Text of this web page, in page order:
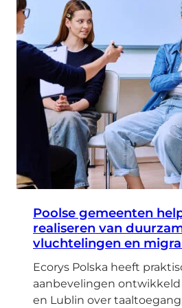
Poolse gemeenten
realiseren van
vluchtelingen en
Ecorys Polska heeft
aanbevelingen ontwikkeld
en Lublin over